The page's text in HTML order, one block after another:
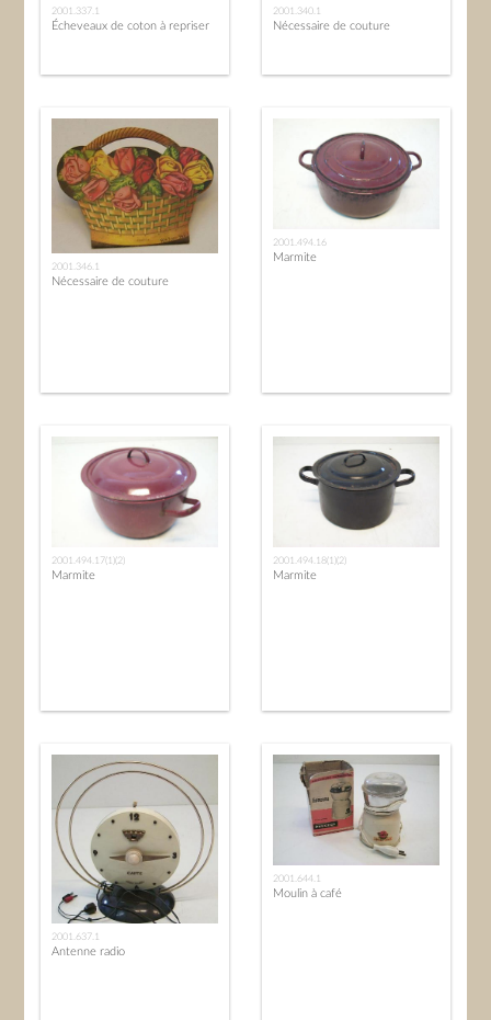
2001.337.1
Écheveaux de coton à repriser
2001.340.1
Nécessaire de couture
2001.346.1
Nécessaire de couture
2001.494.16
Marmite
2001.494.17(1)(2)
Marmite
2001.494.18(1)(2)
Marmite
2001.637.1
Antenne radio
2001.644.1
Moulin à café